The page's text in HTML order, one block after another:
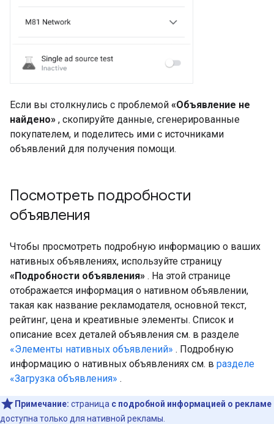
Если вы столкнулись с проблемой «Объявление не
найдено» , скопируйте данные, сгенерированные
покупателем, и поделитесь ими с источниками
объявлений для получения помощи.
Посмотреть подробности
объявления
Чтобы просмотреть подробную информацию о ваших
нативных объявлениях, используйте страницу
«Подробности объявления» . На этой странице
отображается информация о нативном объявлении,
такая как название рекламодателя, основной текст,
рейтинг, цена и креативные элементы. Список и
описание всех деталей объявления см. в разделе
«Элементы нативных объявлений» . Подробную
информацию о нативных объявлениях см. в разделе
«Загрузка объявления» .
Примечание: страница с подробной информацией о рекламе
доступна только для нативной рекламы.